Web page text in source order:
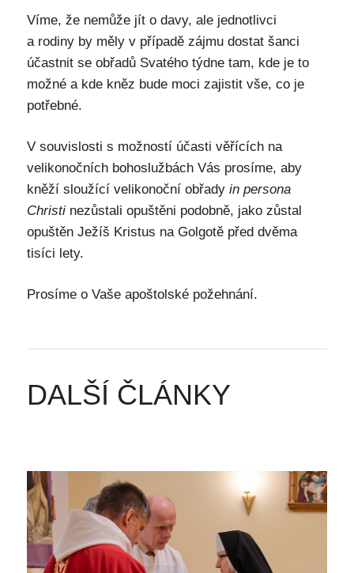
Víme, že nemůže jít o davy, ale jednotlivci
a rodiny by měly v případě zájmu dostat šanci
účastnit se obřadů Svatého týdne tam, kde je to
možné a kde kněz bude moci zajistit vše, co je
potřebné.
V souvislosti s možností účasti věřících na
velikonočních bohoslužbách Vás prosíme, aby
kněží sloužící velikonoční obřady in persona
Christinezůstali opuštěni podobně, jako zůstal
opuštěn Ježíš Kristus na Golgotě před dvěma
tisíci lety.
Prosíme o Vaše apoštolské požehnání.
DALŠÍ ČLÁNKY